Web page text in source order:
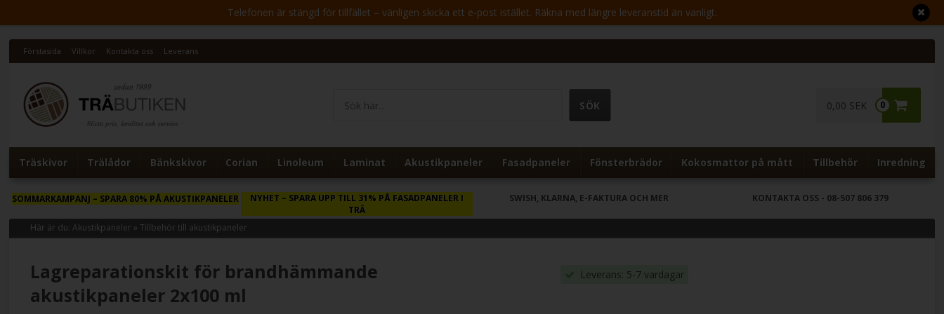
Telefonen är stängd för tillfället – vänligen skicka ett e-post istället. Räkna med längre leveranstid än vanligt.
Förstasida Villkor Kontakta oss Leverans
0
0,00 SEK
Träskivor Trälådor Bänkskivor Corian Linoleum Laminat Akustikpaneler Fasadpaneler Fönsterbrädor Kokosmattor på mått Tillbehör Inredning
SOMMARKAMPANJ– SPARA 80% PÅ AKUSTIKPANELER NYHET – SPARA UPP TILL 31% PÅ FASADPANELER I
TRÄ
SWISH, KLARNA, E-FAKTURA OCH MER KONTAKTA OSS - 08-507 806 379
Här är du:Akustikpaneler »Tillbehör till akustikpaneler
Lagreparationskit för brandhämmande
akustikpaneler 2x100 ml
Leverans: 5-7 vardagar